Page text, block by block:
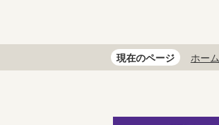
現在のページ ホーム